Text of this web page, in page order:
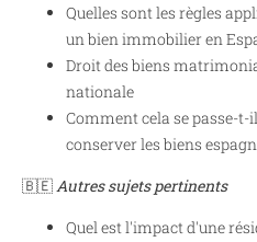
Quelles sont les règles
un bien immobilier en
Droit des biens
nationale
Comment cela se passe-
conserver les biens
🇧🇪Autres sujets pertinents
Quel est l'impact d'une